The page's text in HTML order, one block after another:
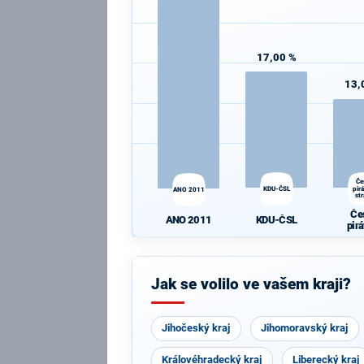
ANO 2011
ANO 2011
17,00 %
KDU-ČSL
KDU-ČSL
Jak se volilo ve vašem kraji?
Jihočeský kraj Jihomoravský kraj
Královéhradecký kraj Liberecký kraj